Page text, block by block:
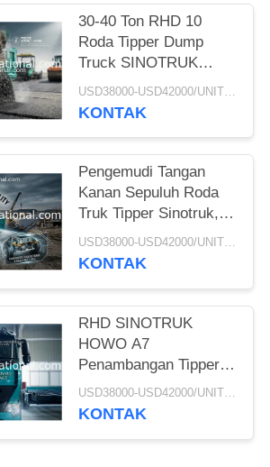
30-40 Ton RHD 10
Roda Tipper Dump
Truck SINOTRUK
HOWO A7 Untuk
Konstruksi
USD38000-USD42000/UNIT)negotiation MOQ:1 unit
KONTAK
Pengemudi Tangan
Kanan Sepuluh Roda
Truk Tipper Sinotruk,
Truk Dump Tugas
Berat
USD38000-USD42000/UNIT)negotiation MOQ:1 unit
KONTAK
RHD SINOTRUK
HOWO A7
Penambangan Tipper
Dump Truck
ZZ3257M3847N1 A7-P
USD38000-USD42000/UNIT)negotiation MOQ:1 unit
KONTAK